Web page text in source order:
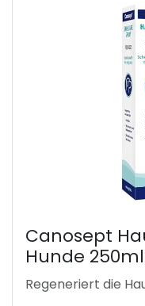
Canosept
Hunde 250ml
Regeneriert die